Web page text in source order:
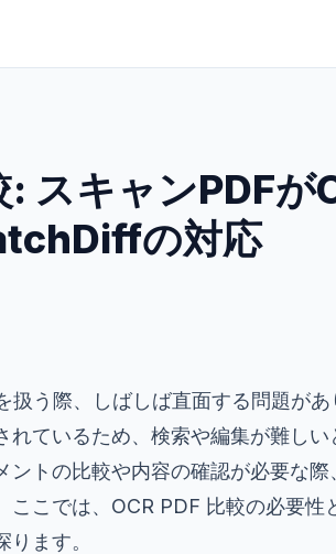
: スキャンPDFが
の対応
扱う際、しばしば直面する問題が
れているため、検索や編集が難し
ントの比較や内容の確認が必要な
ここでは、OCR PDF 比較の必要性
ます。